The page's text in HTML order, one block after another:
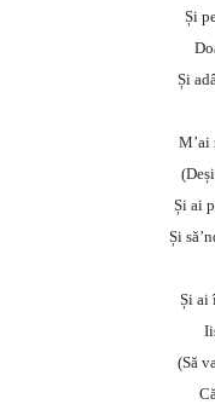
Și
Și
M’ai
Și ai
Și
Și ai
(Să